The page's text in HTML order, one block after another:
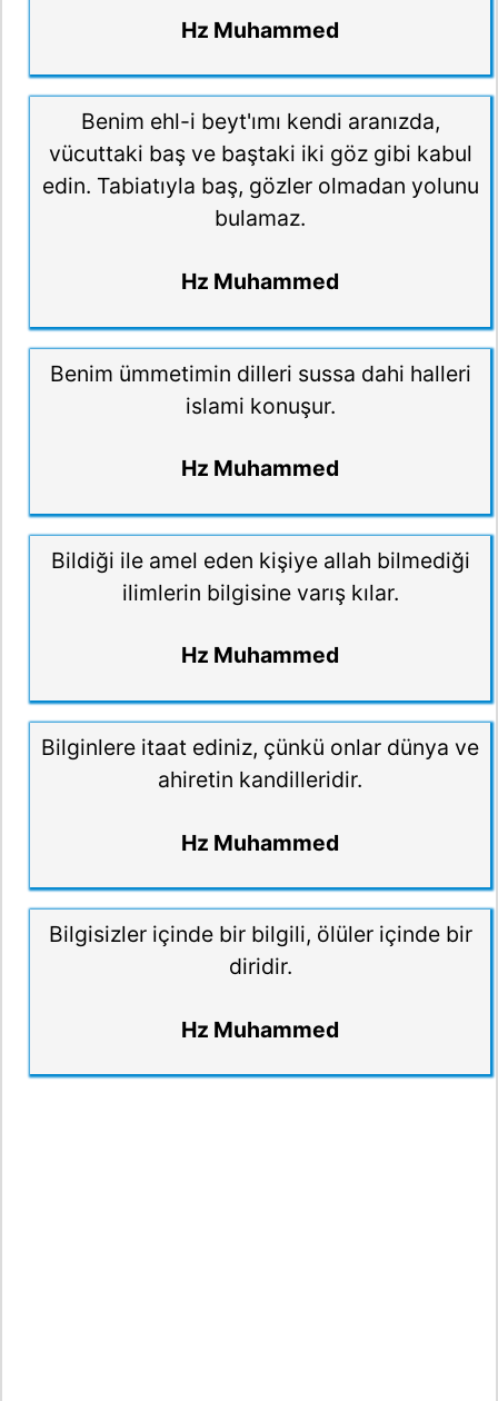
Hz Muhammed
Benim ehl-i beyt'ımı kendi aranızda,
vücuttaki baş ve baştaki iki göz gibi kabul
edin. Tabiatıyla baş, gözler olmadan yolunu
bulamaz.
Hz Muhammed
Benim ümmetimin dilleri sussa dahi halleri
islami konuşur.
Hz Muhammed
Bildiği ile amel eden kişiye allah bilmediği
ilimlerin bilgisine varış kılar.
Hz Muhammed
Bilginlere itaat ediniz, çünkü onlar dünya ve
ahiretin kandilleridir.
Hz Muhammed
Bilgisizler içinde bir bilgili, ölüler içinde bir
diridir.
Hz Muhammed